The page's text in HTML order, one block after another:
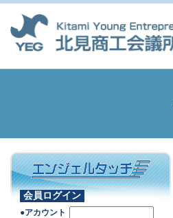
会員ログイン
●アカウント